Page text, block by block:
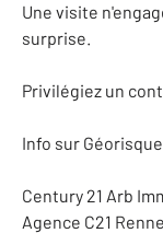
Une visite
surprise.
Privilégiez un
Info sur
Century 21 Arb
Agence C21